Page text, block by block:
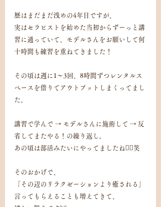
歴はまだまだ浅めの4年目ですが、
実はセラピストを始めた当初からずーっと講
習に通っていて、モデルさんをお願いして何
十時間も練習を重ねてきました！
その頃は週に1〜3回、8時間ずつレンタルス
ペースを借りてアウトプットしまくってまし
た。
講習で学んで → モデルさんに施術して → 反
省してまたやる！の繰り返し。
あの頃は部活みたいにやってましたね🏋️‍♀️笑
そのおかげで、
「その辺のリラクゼーションより癒される」
言ってもらえることも増えてきて、